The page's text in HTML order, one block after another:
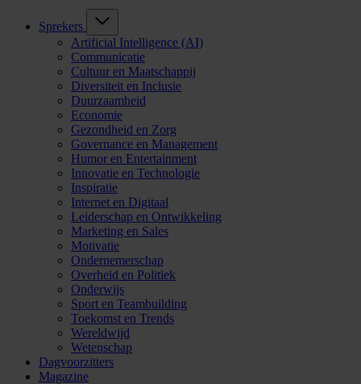
Sprekers
Artificial Intelligence (AI)
Communicatie
Cultuur en Maatschappij
Diversiteit en Inclusie
Duurzaamheid
Economie
Gezondheid en Zorg
Governance en Management
Humor en Entertainment
Innovatie en Technologie
Inspiratie
Internet en Digitaal
Leiderschap en Ontwikkeling
Marketing en Sales
Motivatie
Ondernemerschap
Overheid en Politiek
Onderwijs
Sport en Teambuilding
Toekomst en Trends
Wereldwijd
Wetenschap
Dagvoorzitters
Magazine